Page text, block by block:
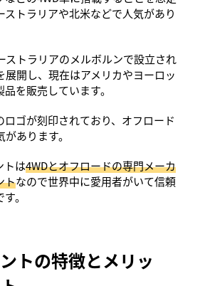
ストラリアや北米などで人気があり
ストラリアのメルボルンで設立され
展開し、現在はアメリカやヨーロッ
を販売しています。
ロゴが刻印されており、オフロード
あります。
トは4WDとオフロードの専門メーカ
トなので世界中に愛用者がいて信頼
。
トの特徴とメリッ